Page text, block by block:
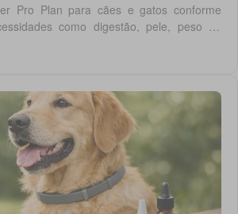
Pro Plan para cães e gatos conforme
como digestão, pele, peso ou